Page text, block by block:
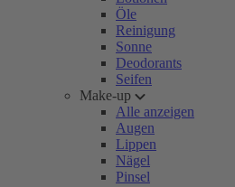
Öle
Reinigung
Sonne
Deodorants
Seifen
Make-up
Alle anzeigen
Augen
Lippen
Nägel
Pinsel